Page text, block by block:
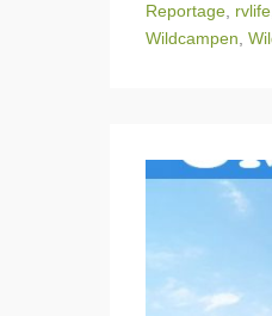
Reportage rvlife
Wildcampen